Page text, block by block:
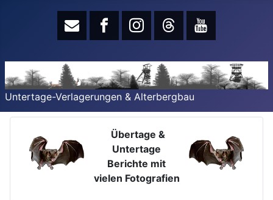
Untertage-Verlagerungen & Alterbergbau
Übertage &
Untertage
Berichte mit
vielen Fotografien